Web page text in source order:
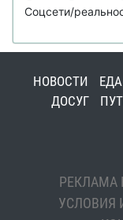
Соцсети/
НОВОСТИ ЕДА
ДОСУГ
РЕКЛАМА
УСЛОВИЯ